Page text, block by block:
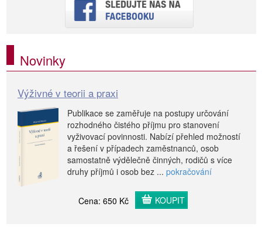
Novinky
Výživné v teorii a praxi
Publikace se zaměřuje na postupy určování
rozhodného čistého příjmu pro stanovení
vyživovací povinnosti. Nabízí přehled možností
a řešení v případech zaměstnanců, osob
samostatně výdělečně činných, rodičů s více
druhy příjmů i osob bez ... pokračování
Cena: 650 Kč KOUPIT